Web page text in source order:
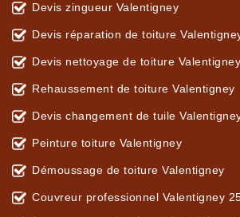
Devis zingueur Valentigney
Devis réparation de toiture
Devis nettoyage de toiture Valentigney
Rehaussement de toiture Valentigney
Devis changement de tuile
Peinture toiture Valentigney
Démoussage de toiture Valentigney
Couvreur professionnel Valentigney